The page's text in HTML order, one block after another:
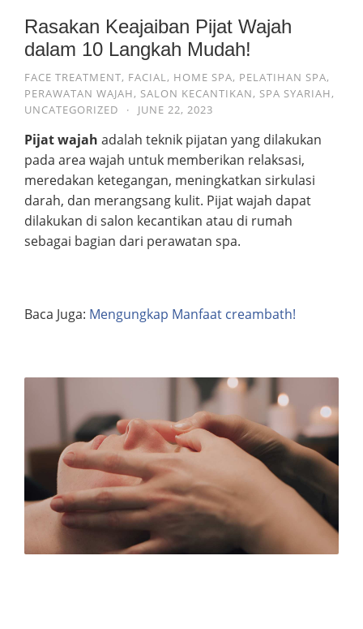
Rasakan Keajaiban Pijat Wajah
dalam 10 Langkah Mudah!
FACE TREATMENT, FACIAL, HOME SPA, PELATIHAN SPA,
PERAWATAN WAJAH, SALON KECANTIKAN, SPA SYARIAH,
UNCATEGORIZED
· JUNE 22, 2023
Pijat wajah adalah teknik pijatan yang dilakukan
pada area wajah untuk memberikan relaksasi,
meredakan ketegangan, meningkatkan sirkulasi
darah, dan merangsang kulit. Pijat wajah dapat
dilakukan di salon kecantikan atau di rumah
sebagai bagian dari perawatan spa.
Baca Juga: Mengungkap Manfaat creambath!